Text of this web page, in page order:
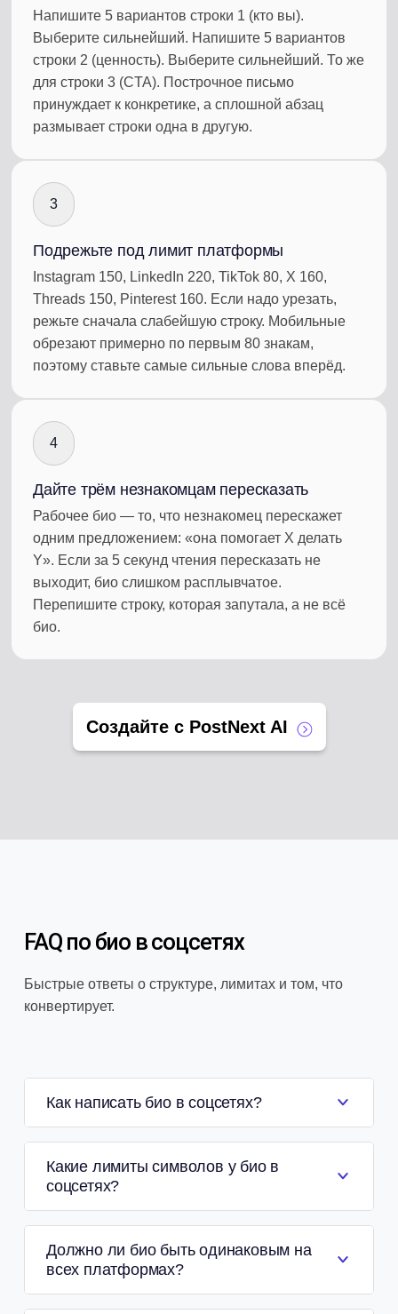
Напишите 5 вариантов строки 1 (кто вы).
Выберите сильнейший. Напишите 5 вариантов
строки 2 (ценность). Выберите сильнейший. То же
для строки 3 (CTA). Построчное письмо
принуждает к конкретике, а сплошной абзац
размывает строки одна в другую.
3
Подрежьте под лимит платформы
Instagram 150, LinkedIn 220, TikTok 80, X 160,
Threads 150, Pinterest 160. Если надо урезать,
режьте сначала слабейшую строку. Мобильные
обрезают примерно по первым 80 знакам,
поэтому ставьте самые сильные слова вперёд.
4
Дайте трём незнакомцам пересказать
Рабочее био — то, что незнакомец перескажет
одним предложением: «она помогает X делать
Y». Если за 5 секунд чтения пересказать не
выходит, био слишком расплывчатое.
Перепишите строку, которая запутала, а не всё
био.
Создайте с PostNext AI
FAQ по био в соцсетях
Быстрые ответы о структуре, лимитах и том, что
конвертирует.
Как написать био в соцсетях?
Какие лимиты символов у био в
соцсетях?
Должно ли био быть одинаковым на
всех платформах?